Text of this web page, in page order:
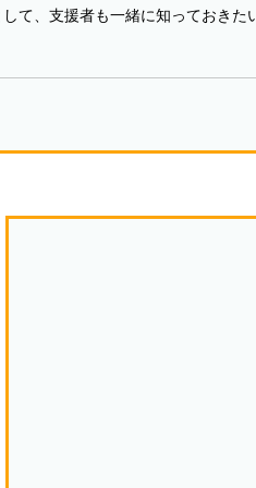
て、支援者も一緒に知っておきた